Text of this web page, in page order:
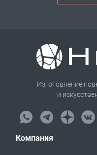
Изготовление
и
Компания